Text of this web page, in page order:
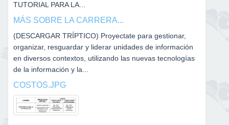
TUTORIAL PARA LA...
MÁS SOBRE LA CARRERA...
(DESCARGAR TRÍPTICO) Proyectate para gestionar,
organizar, resguardar y liderar unidades de información
en diversos contextos, utilizando las nuevas tecnologías
de la información y la...
COSTOS.JPG